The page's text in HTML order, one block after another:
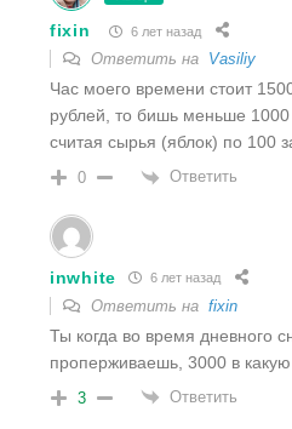
fixin 6 лет назад
Ответить на Vasiliy
Час моего времени стоит
рублей, то бишь меньше
считая сырья (яблок) по 100
0 Ответить
inwhite 6 лет назад
Ответить на fixin
Ты когда во время дневного
проперживаешь, 3000 в
3 Ответить